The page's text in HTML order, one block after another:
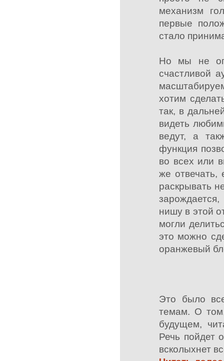
механизм
первые
стало
Но мы не
счастливой
хотим
так, в
видеть
ведут, а
функция
во всех или
же
раскрывать
нишу в этой
могли
это можно
оранжевый
Это было
темам. О
будущем,
Речь пойдет
всколыхнет